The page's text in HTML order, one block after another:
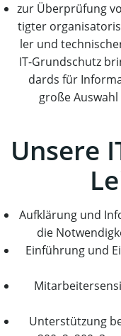
zur Über­prü­fung
tig­ter
ler und
IT-Grund­schutz
dards für
gro­ße
Unse­re
Auf­klä­rung und
die
Ein­füh­rung und
Unter­stüt­zung